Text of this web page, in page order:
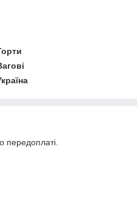
передоплаті.